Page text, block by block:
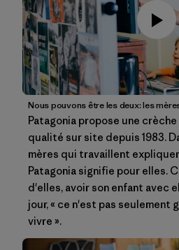
Nous pouvons être les deux: les
Patagonia propose une
qualité sur site depuis 1983.
mères qui travaillent
Patagonia signifie pour elles.
d'elles, avoir son enfant avec
jour, « ce n'est pas seulement
vivre ».